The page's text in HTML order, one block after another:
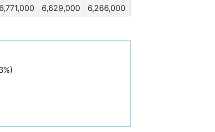
6,771,000 6,629,000 6,266,000